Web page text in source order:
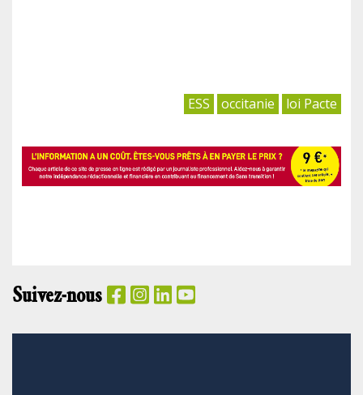
ESS occitanie loi Pacte
Suivez-nous